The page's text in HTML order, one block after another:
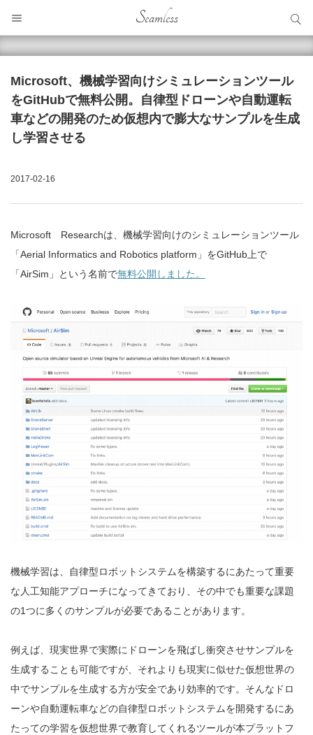
Seamless
Microsoft、機械学習向けシミュレーションツール
をGitHubで無料公開。自律型ドローンや自動運転
車などの開発のため仮想内で膨大なサンプルを生成
し学習させる
2017-02-16
Microsoft Researchは、機械学習向けのシミュレーションツール
「Aerial Informatics and Robotics platform」をGitHub上で
「AirSim」という名前で無料公開しました。
機械学習は、自律型ロボットシステムを構築するにあたって重要
な人工知能アプローチになってきており、その中でも重要な課題
の1つに多くのサンプルが必要であることがあります。
例えば、現実世界で実際にドローンを飛ばし衝突させサンプルを
生成することも可能ですが、それよりも現実に似せた仮想世界の
中でサンプルを生成する方が安全であり効率的です。そんなドロ
ーンや自動運転車などの自律型ロボットシステムを開発するにあ
たっての学習を仮想世界で教育してくれるツールが本プラットフ
サイト内検索